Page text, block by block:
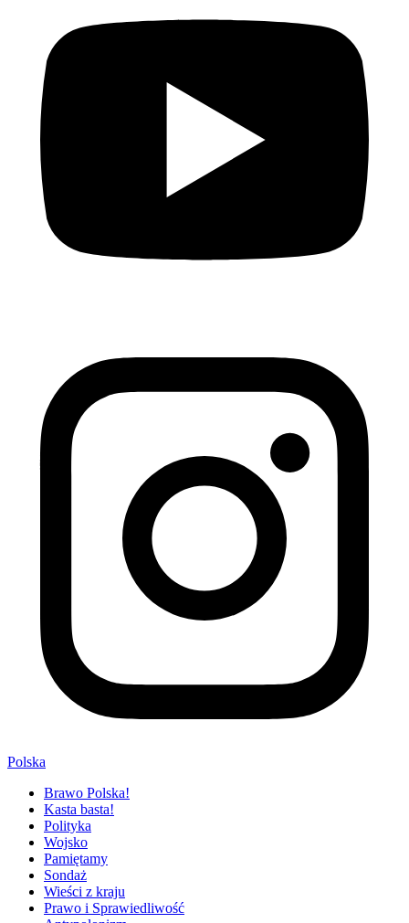
Polska
Brawo Polska!
Kasta basta!
Polityka
Wojsko
Pamiętamy
Sondaż
Wieści z kraju
Prawo i Sprawiedliwość